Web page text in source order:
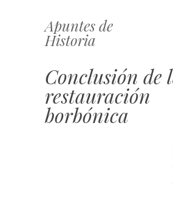
Apuntes de
Historia
Saltar
al
Conclusión de
restauración
borbónica